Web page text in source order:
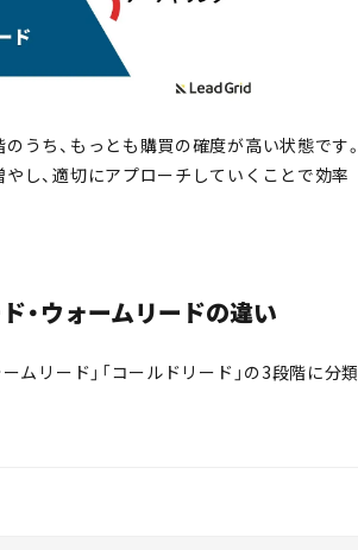
うち、もっとも購買の確度が高い状態です。
し、適切にアプローチしていくことで効率
・ウォームリードの違い
ムリード」「コールドリード」の3段階に分類